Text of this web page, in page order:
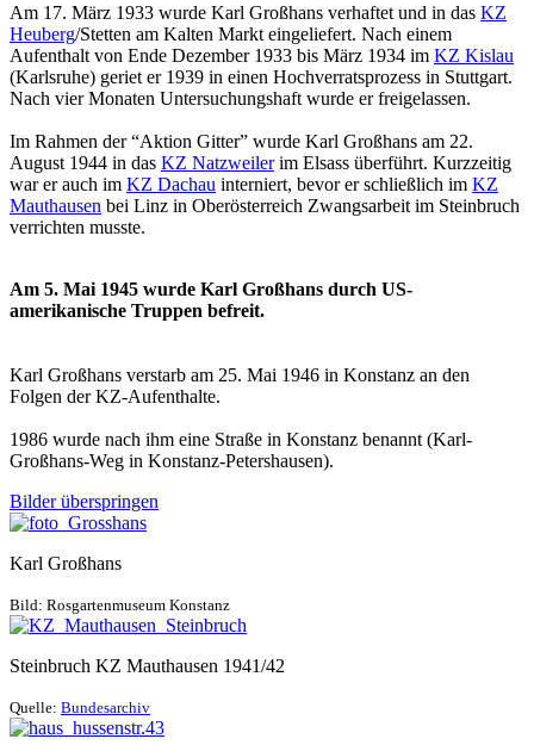
Am 17. März 1933 wurde Karl Großhans verhaftet und in das KZ
Heuberg/Stetten am Kalten Markt eingeliefert. Nach einem
Aufenthalt von Ende Dezember 1933 bis März 1934 im KZ Kislau
(Karlsruhe) geriet er 1939 in einen Hochverratsprozess in Stuttgart.
Nach vier Monaten Untersuchungshaft wurde er freigelassen.
Im Rahmen der “Aktion Gitter” wurde Karl Großhans am 22.
August 1944 in das KZ Natzweilerim Elsass überführt. Kurzzeitig
war er auch im KZ Dachau interniert, bevor er schließlich im KZ
Mauthausen bei Linz in Oberösterreich Zwangsarbeit im Steinbruch
verrichten musste.
Am 5. Mai 1945 wurde Karl Großhans durch US-
amerikanische Truppen befreit.
Karl Großhans verstarb am 25. Mai 1946 in Konstanz an den
Folgen der KZ-Aufenthalte.
1986 wurde nach ihm eine Straße in Konstanz benannt (Karl-
Großhans-Weg in Konstanz-Petershausen).
Bilder überspringen
Karl Großhans
Bild: Rosgartenmuseum Konstanz
Steinbruch KZ Mauthausen 1941/42
Quelle: Bundesarchiv